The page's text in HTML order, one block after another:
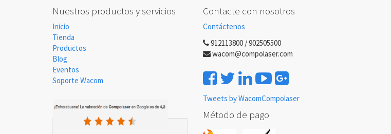
Nuestros productos y servicios
Inicio
Tienda
Productos
Blog
Eventos
Soporte Wacom
Contacte con nosotros
Contáctenos
912113800 / 902505500
wacom@compolaser.com
Tweets by WacomCompolaser
Método de pago